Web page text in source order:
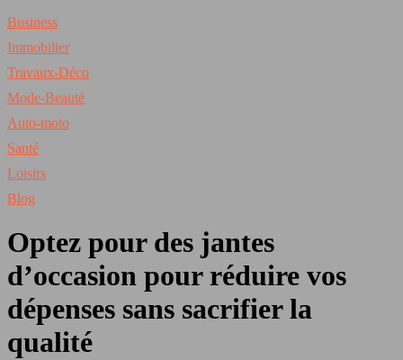
Business
Immobilier
Travaux-Déco
Mode-Beauté
Auto-moto
Santé
Loisirs
Blog
Optez pour des jantes
d’occasion pour réduire vos
dépenses sans sacrifier la
qualité